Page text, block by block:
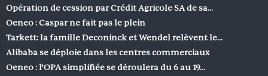
Opération de cession par Crédit Agricole SA de sa…
Oeneo : Caspar ne fait pas le plein
Tarkett: la famille Deconinck et Wendel relèvent le…
Alibaba se déploie dans les centres commerciaux
Oeneo : l’OPA simplifiée se déroulera du 6 au 19…